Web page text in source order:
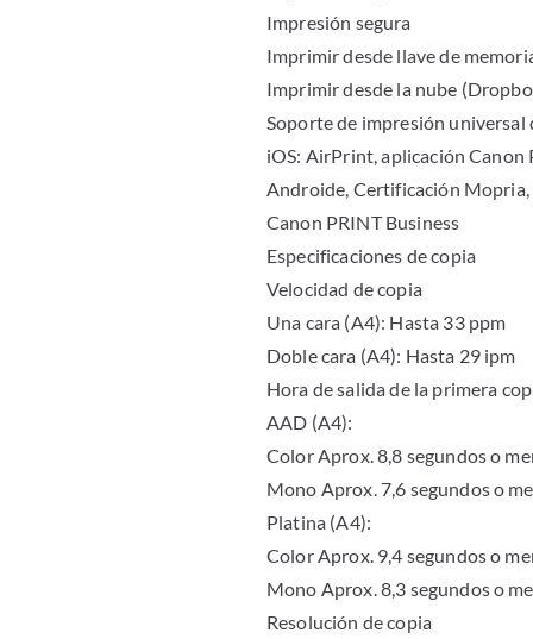
Impresión segura
Imprimir desde llave de
Imprimir desde la nube
Soporte de impresión
iOS: AirPrint, aplicación Canon
Androide, Certificación
Canon PRINT Business
Especificaciones de copia
Velocidad de copia
Una cara (A4): Hasta 33 ppm
Doble cara (A4): Hasta 29 ipm
Hora de salida de la primera
AAD (A4):
Color Aprox. 8,8 segundos o
Mono Aprox. 7,6 segundos o
Platina (A4):
Color Aprox. 9,4 segundos o
Mono Aprox. 8,3 segundos o
Resolución de copia